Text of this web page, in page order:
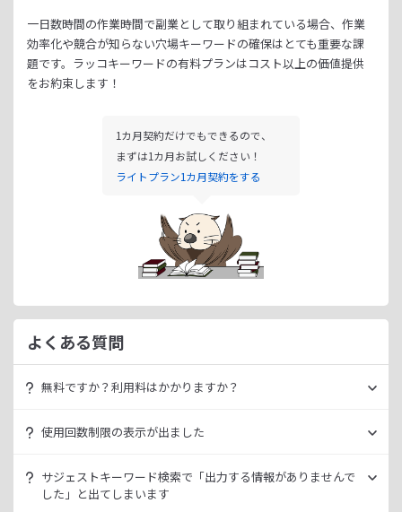
一日数時間の作業時間で副業として取り組まれている場合、 作業
効率化や競合が知らない穴場キーワードの確保はとても重要な課
題です。 ラッコキーワードの有料プランはコスト以上の価値提供
をお約束します！
1カ月契約だけでもできるので、
まずは1カ月お試しください！
ライトプラン1カ月契約をする
よくある質問
無料ですか？利用料はかかりますか？
いきなり課金されるようなことはございませんので、安心し
ただ、有料プランを利用することでよりニッチなキーワード
使用回数制限の表示が出ました
ラッコID（メールアドレスのみ30秒登録）にご登録いただく
ことで制限が緩和されます。（※制限リセットは0時）
サジェストキーワード検索で「出力する情報がありませんで
した」と出てしまいます